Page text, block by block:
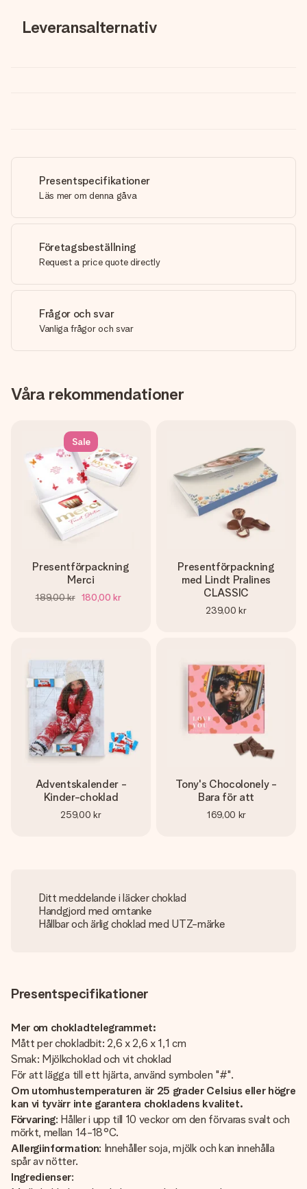
Leveransalternativ
Presentspecifikationer
Läs mer om denna gåva
Företagsbeställning
Request a price quote directly
Frågor och svar
Vanliga frågor och svar
Våra rekommendationer
Sale
Presentförpackning
Merci
189,00 kr 180,00 kr
Presentförpackning
med Lindt Pralines
CLASSIC
239,00 kr
Adventskalender -
Kinder-choklad
259,00 kr
Tony's Chocolonely -
Bara för att
169,00 kr
Ditt meddelande i läcker choklad
Handgjord med omtanke
Hållbar och ärlig choklad med UTZ-märke
Presentspecifikationer
Mer om chokladtelegrammet:
Mått per chokladbit: 2,6 x 2,6 x 1,1 cm
Smak: Mjölkchoklad och vit choklad
För att lägga till ett hjärta, använd symbolen "#".
Om utomhustemperaturen är 25 grader Celsius eller högre
kan vi tyvärr inte garantera chokladens kvalitet.
Förvaring: Håller i upp till 10 veckor om den förvaras svalt och
mörkt, mellan 14-18°C.
Allergiinformation: Innehåller soja, mjölk och kan innehålla
spår av nötter.
Ingredienser: